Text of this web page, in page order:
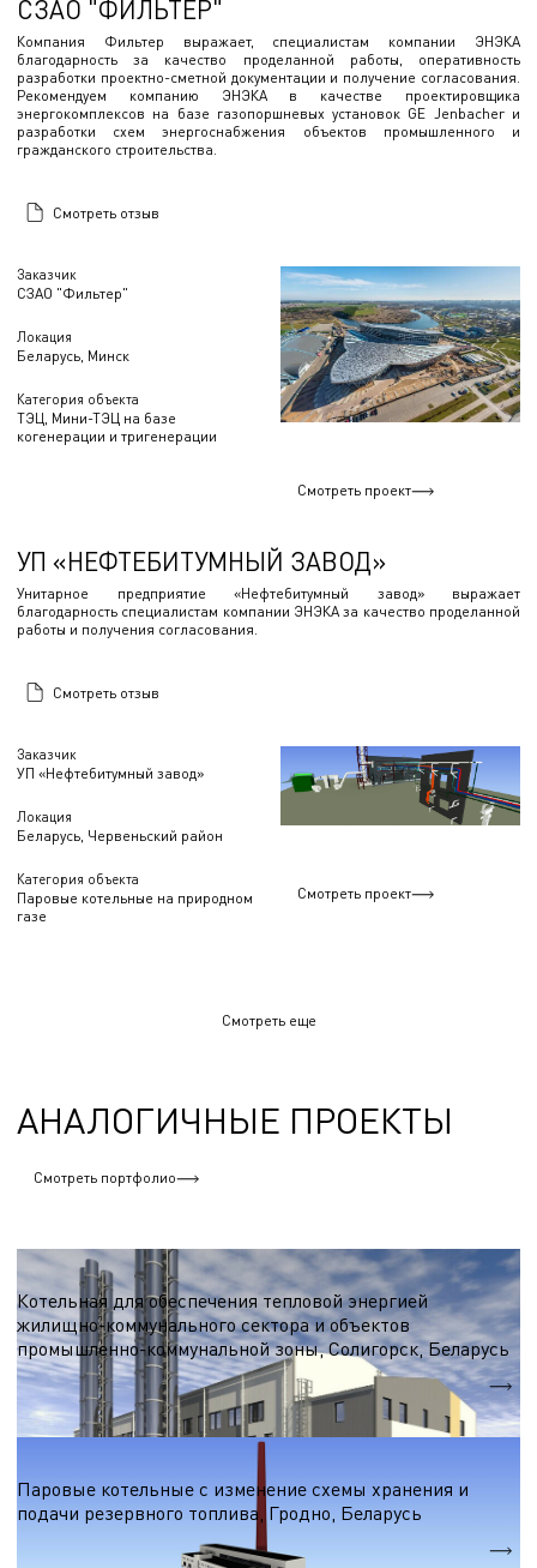
Заказчик
СЗАО "Фильтер"
Локация
Беларусь, Минск
Категория объекта
ТЭЦ, Мини-ТЭЦ на базе
когенерации и тригенерации
СЗАО "ФИЛЬТЕР"
Компания Фильтер выражает, специалистам компании ЭНЭКА
благодарность за качество проделанной работы, оперативность
разработки проектно-сметной документации и получение согласования.
Рекомендуем компанию ЭНЭКА в качестве проектировщика
энергокомплексов на базе газопоршневых установок GE Jenbacher и
разработки схем энергоснабжения объектов промышленного и
гражданского строительства.
Смотреть отзыв
Смотреть проект
Заказчик
УП «Нефтебитумный завод»
Локация
Беларусь, Червеньский район
Категория объекта
Паровые котельные на природном
газе
УП «НЕФТЕБИТУМНЫЙ ЗАВОД»
Унитарное предприятие «Нефтебитумный завод» выражает
благодарность специалистам компании ЭНЭКА за качество проделанной
работы и получения согласования.
Смотреть отзыв
Смотреть проект
Смотреть еще
АНАЛОГИЧНЫЕ ПРОЕКТЫ
Смотреть портфолио
Паровые котельные на природном газе
Котельная для обеспечения тепловой энергией
жилищно-коммунального сектора и объектов
промышленно-коммунальной зоны, Солигорск, Беларусь
Установленная мощность
134 МВт
Паровые котельные на природном газе
Паровые котельные с изменение схемы хранения и
подачи резервного топлива, Гродно, Беларусь